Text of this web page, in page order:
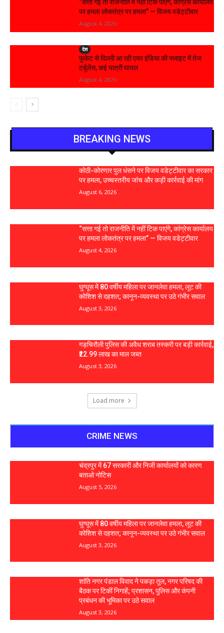
“सत्ता गई तो राजनीति में नहीं टिक पाएंगे, कांग्रेस कार्यालय
पर हमला लोकतंत्र पर हमला” — विजय वडेट्टीवार
August 4, 2026
देश
फुकेट से दिल्ली आ रही एयर इंडिया की फ्लाइट में तेज
टर्बुलेंस, कई यात्री घायल
August 4, 2026
BREAKING NEWS
कोठी-कोरणार पुल धंसने पर विजय वडेट्टीवार का सरकार
पर हमला, उच्चस्तरीय जांच और कड़ी कार्रवाई की मांग
August 6, 2026
“सत्ता गई तो राजनीति में नहीं टिक पाएंगे, कांग्रेस कार्यालय
पर हमला लोकतंत्र पर हमला” — विजय वडेट्टीवार
August 4, 2026
घुग्घूस में 80 वर्षीय महिला पर जानलेवा हमला, लूट की
कोशिश से दहशत; कानून-व्यवस्था पर उठे गंभीर सवाल
August 3, 2026
गड़चिरौली पुलिस की अवैध शराब तस्करी पर बड़ी कार्रवाई,
₹22.99 लाख का माल जब्त
August 3, 2026
Load more
CRIME NEWS
चंद्रपुर में 67 सरकारी और निजी कार्यालयों को कारण
बताओ नोटिस
August 5, 2026
घुग्घूस में 80 वर्षीय महिला पर जानलेवा हमला, लूट की
कोशिश से दहशत; कानून-व्यवस्था पर उठे गंभीर सवाल
August 3, 2026
शांति नगर पंडाल विवाद ने पकड़ा तूल, नगर परिषद की
बैठक पर टिकीं निगाहें; प्रशासन, पुलिस और कंपनी
प्रबंधन की भूमिका पर उठे सवाल
August 3, 2026